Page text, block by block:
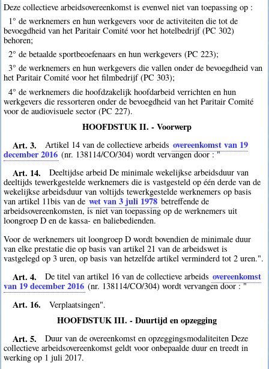
Deze collectieve arbeidsovereenkomst is evenwel niet van toepassing op :
1° de werknemers en hun werkgevers voor de activiteiten die tot de
bevoegdheid van het Paritair Comité voor het hotelbedrijf (PC 302)
behoren;
2° de betaalde sportbeoefenaars en hun werkgevers (PC 223);
3° de werknemers en hun werkgevers die vallen onder de bevoegdheid van
het Paritair Comité voor het filmbedrijf (PC 303);
4° de werknemers die hoofdzakelijk hoofdarbeid verrichten en hun
werkgevers die ressorteren onder de bevoegdheid van het Paritair Comité
voor de audiovisuele sector (PC 227).
HOOFDSTUK II. - Voorwerp
Art. 3.
Artikel 14 van de collectieve arbeids overeenkomst van 19
december 2016 (nr. 138114/CO/304) wordt vervangen door : "
Art. 14.
Deeltijdse arbeid De minimale wekelijkse arbeidsduur van
deeltijds tewerkgestelde werknemers die is vastgesteld op één derde van de
wekelijkse arbeidsduur van voltijds tewerkgestelde werknemers op basis
van artikel 11bis van de wet van 3 juli 1978 betreffende de
arbeidsovereenkomsten, is niet van toepassing op de werknemers uit
loongroep D en de kassa- en baliebedienden.
Voor de werknemers uit loongroep D wordt bovendien de minimale duur
van elke prestatie die op basis van artikel 21 van de arbeidswet is
vastgelegd op 3 uren, op basis van hetzelfde artikel verminderd tot 2 uren.".
Art. 4. De titel van artikel 16 van de collectieve arbeids overeenkomst
van 19 december 2016 (nr. 138114/CO/304) wordt vervangen door : "
Art. 16. Verplaatsingen".
HOOFDSTUK III. - Duurtijd en opzegging
Art. 5.
Duur van de overeenkomst en opzeggingsmodaliteiten Deze
collectieve arbeidsovereenkomst geldt voor onbepaalde duur en treedt in
werking op 1 juli 2017.